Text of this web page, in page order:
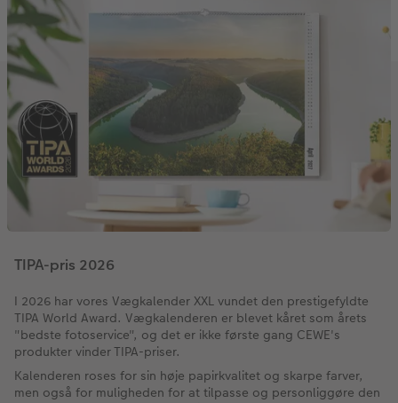
TIPA-pris 2026
I 2026 har vores Vægkalender XXL vundet den prestigefyldte
TIPA World Award. Vægkalenderen er blevet kåret som årets
"bedste fotoservice", og det er ikke første gang CEWE's
produkter vinder TIPA-priser.
Kalenderen roses for sin høje papirkvalitet og skarpe farver,
men også for muligheden for at tilpasse og personliggøre den